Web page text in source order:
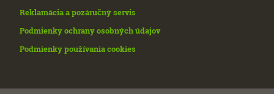
Reklamácia a pozáručný servis
Podmienky ochrany osobných údajov
Podmienky používania cookies